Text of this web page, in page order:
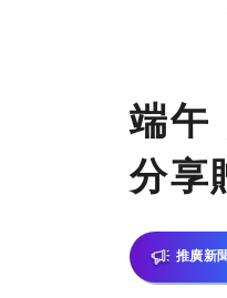
端午
分享
推廣新